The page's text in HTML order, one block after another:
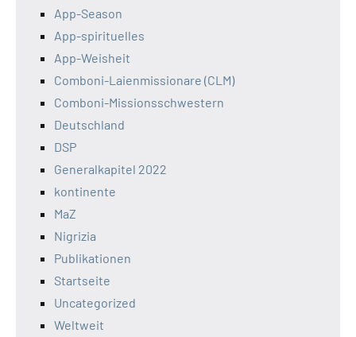
App-Season
App-spirituelles
App-Weisheit
Comboni-Laienmissionare (CLM)
Comboni-Missionsschwestern
Deutschland
DSP
Generalkapitel 2022
kontinente
MaZ
Nigrizia
Publikationen
Startseite
Uncategorized
Weltweit